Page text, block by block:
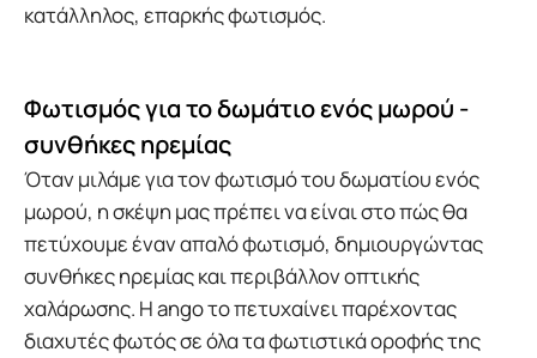
κατάλληλος, επαρκής φωτισμός.
Φωτισμός για το δωμάτιο ενός μωρού -
συνθήκες ηρεμίας
Όταν μιλάμε για τον φωτισμό του δωματίου ενός
μωρού, η σκέψη μας πρέπει να είναι στο πώς θα
πετύχουμε έναν απαλό φωτισμό, δημιουργώντας
συνθήκες ηρεμίας και περιβάλλον οπτικής
χαλάρωσης. Η ango το πετυχαίνει παρέχοντας
διαχυτές φωτός σε όλα τα φωτιστικά οροφής της